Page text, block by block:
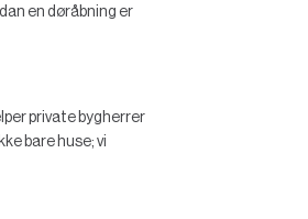
en døråbning er
private bygherrer
bare huse; vi